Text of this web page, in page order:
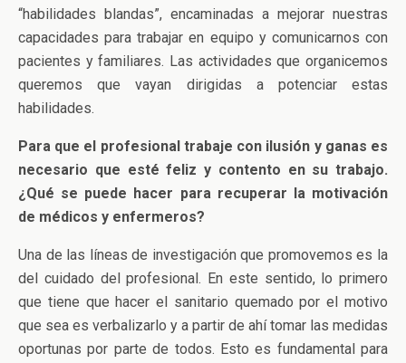
“habilidades blandas”, encaminadas a mejorar nuestras
capacidades para trabajar en equipo y comunicarnos con
pacientes y familiares. Las actividades que organicemos
queremos que vayan dirigidas a potenciar estas
habilidades.
Para que el profesional trabaje con ilusión y ganas es
necesario que esté feliz y contento en su trabajo.
¿Qué se puede hacer para recuperar la motivación
de médicos y enfermeros?
Una de las líneas de investigación que promovemos es la
del cuidado del profesional. En este sentido, lo primero
que tiene que hacer el sanitario quemado por el motivo
que sea es verbalizarlo y a partir de ahí tomar las medidas
oportunas por parte de todos. Esto es fundamental para